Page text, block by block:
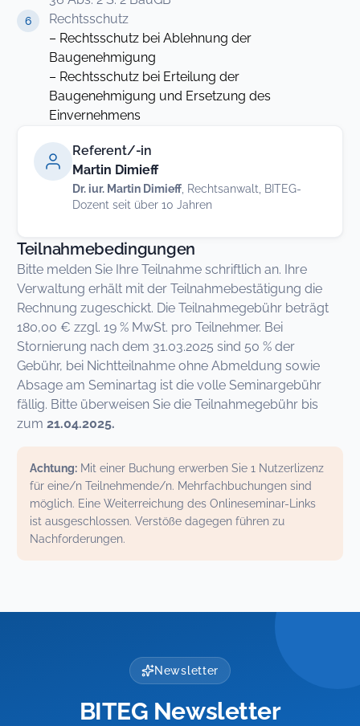
Rechtsschutz
– Rechtsschutz bei Ablehnung der
Baugenehmigung
– Rechtsschutz bei Erteilung der
Baugenehmigung und Ersetzung des
Einvernehmens
Referent/-in
Martin Dimieff
Dr. iur. Martin Dimieff , Rechtsanwalt, BITEG-
Dozent seit über 10 Jahren
Teilnahmebedingungen
Bitte melden Sie Ihre Teilnahme schriftlich an. Ihre
Verwaltung erhält mit der Teilnahmebestätigung die
Rechnung zugeschickt. Die Teilnahmegebühr beträgt
180,00 € zzgl. 19 % MwSt. pro Teilnehmer. Bei
Stornierung nach dem 31.03.2025 sind 50 % der
Gebühr, bei Nichtteilnahme ohne Abmeldung sowie
Absage am Seminartag ist die volle Seminargebühr
fällig. Bitte überweisen Sie die Teilnahmegebühr bis
zum 21.04.2025.
Achtung: Mit einer Buchung erwerben Sie 1 Nutzerlizenz
für eine/n Teilnehmende/n. Mehrfachbuchungen sind
möglich. Eine Weiterreichung des Onlineseminar-Links
ist ausgeschlossen. Verstöße dagegen führen zu
Nachforderungen.
Newsletter
BITEG Newsletter